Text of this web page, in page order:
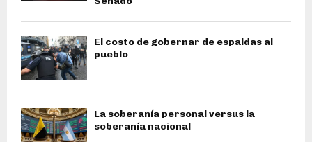
El costo de gobernar de espaldas al
pueblo
La soberanía personal versus la
soberanía nacional